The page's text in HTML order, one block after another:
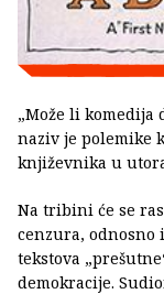
„Može li komedija
naziv je polemike
književnika u
Na tribini će se
cenzura,
tekstova
demokracije.